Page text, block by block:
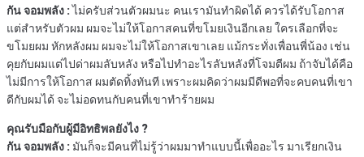
กัน จอมพลัง :ไม่ครับส่วนตัวผมนะ คนเรามันทำผิดได้ ควรได้รับโอกาส
แต่สำหรับตัวผม ผมจะไม่ให้โอกาสคนที่ขโมยเงินอีกเลย ใครเลือกที่จะ
ขโมยผม หักหลังผม ผมจะไม่ให้โอกาสเขาเลย แม้กระทั่งเพื่อนพี่น้อง เช่น
คุยกับผมแต่ไปด่าผมลับหลัง หรือไปทำอะไรลับหลังที่โจมตีผม ถ้าจับได้คือ
ไม่มีการให้โอกาส ผมตัดทิ้งทันที เพราะผมคิดว่าผมมีดีพอที่จะคบคนที่เขา
ดีกับผมได้ จะไม่อดทนกับคนที่เขาทำร้ายผม
คุณรับมือกับผู้มีอิทธิพลยังไง ?
กัน จอมพลัง : มันก็จะมีคนที่ไม่รู้ว่าผมมาทำแบบนี้เพื่ออะไร มาเรียกเงิน